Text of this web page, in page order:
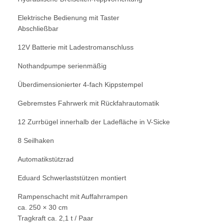
Elektrische Bedienung mit Taster
Abschließbar
12V Batterie mit Ladestromanschluss
Nothandpumpe serienmäßig
Überdimensionierter 4-fach Kippstempel
Gebremstes Fahrwerk mit Rückfahrautomatik
12 Zurrbügel innerhalb der Ladefläche in V-Sicke
8 Seilhaken
Automatikstützrad
Eduard Schwerlaststützen montiert
Rampenschacht mit Auffahrrampen
ca. 250 × 30 cm
Tragkraft ca. 2,1 t / Paar